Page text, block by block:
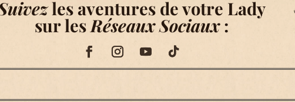
les aventures de votre Lady
sur les Réseaux Sociaux: